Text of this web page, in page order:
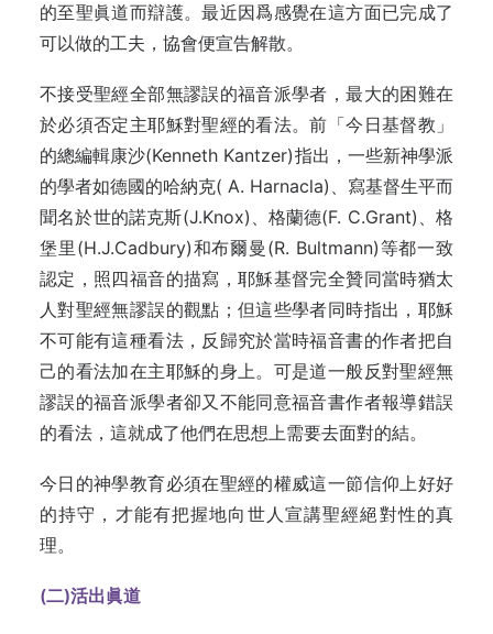
的至聖眞道而辯護。最近因爲感覺在這方面已完成了
可以做的工夫，協會便宣告解散。
不接受聖經全部無謬誤的福音派學者，最大的困難在
於必須否定主耶穌對聖經的看法。前「今日基督教」
的總編輯康沙(Kenneth Kantzer)指出，一些新神學派
的學者如德國的哈納克( A. Harnacla)、寫基督生平而
聞名於世的諾克斯(J.Knox)、格蘭德(F. C.Grant)、格
堡里(H.J.Cadbury)和布爾曼(R. Bultmann)等都一致
認定，照四福音的描寫，耶穌基督完全贊同當時猶太
人對聖經無謬誤的觀點；但這些學者同時指出，耶穌
不可能有這種看法，反歸究於當時福音書的作者把自
己的看法加在主耶穌的身上。可是道一般反對聖經無
謬誤的福音派學者卻又不能同意福音書作者報導錯誤
的看法，這就成了他們在思想上需要去面對的結。
今日的神學教育必須在聖經的權威這一節信仰上好好
的持守，才能有把握地向世人宣講聖經絕對性的真
理。
(二)活出眞道